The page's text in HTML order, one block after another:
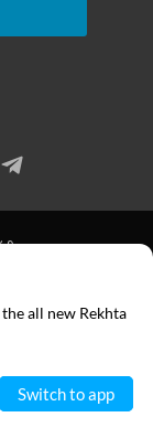
all new Rekhta
Switch to app